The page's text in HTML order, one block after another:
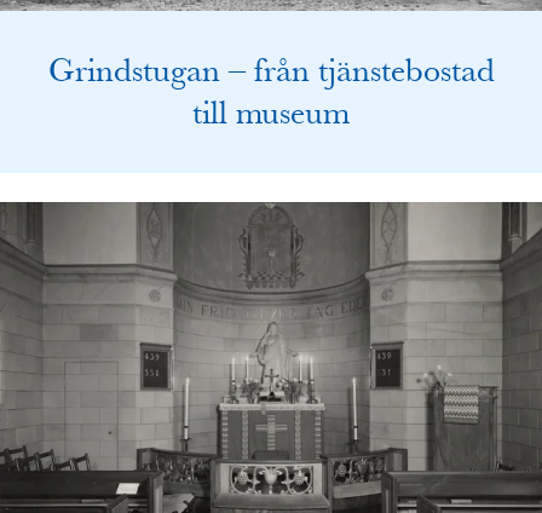
Grindstugan – från tjänstebostad
till museum